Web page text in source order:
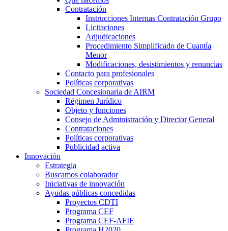
Contratación
Instrucciones Internas Contratación Grupo
Licitaciones
Adjudicaciones
Procedimiento Simplificado de Cuantía
Menor
Modificaciones, desistimientos y renuncias
Contacto para profesionales
Políticas corporativas
Sociedad Concesionaria de AIRM
Régimen Jurídico
Objeto y funciones
Consejo de Administración y Director General
Contrataciones
Políticas corporativas
Publicidad activa
Innovación
Estrategia
Buscamos colaborador
Iniciativas de innovación
Ayudas públicas concedidas
Proyectos CDTI
Programa CEF
Programa CEF-AFIF